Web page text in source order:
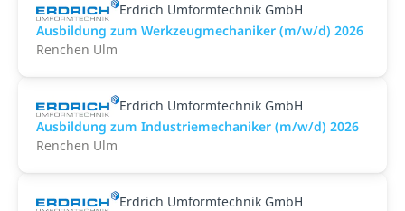
Erdrich Umformtechnik GmbH
Ausbildung zum Werkzeugmechaniker (m/w/d) 2026
Renchen Ulm
Erdrich Umformtechnik GmbH
Ausbildung zum Industriemechaniker (m/w/d) 2026
Renchen Ulm
Erdrich Umformtechnik GmbH